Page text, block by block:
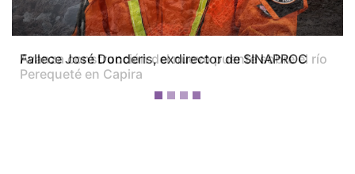
Avanza construcción del nuevo puente sobre el río
Perequeté en Capira